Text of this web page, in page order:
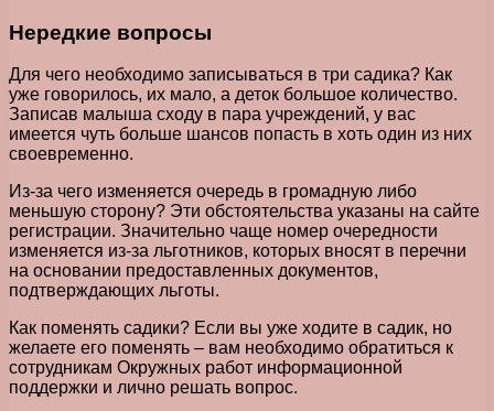
Нередкие вопросы
Для чего необходимо записываться в три садика? Как
уже говорилось, их мало, а деток большое количество.
Записав малыша сходу в пара учреждений, у вас
имеется чуть больше шансов попасть в хоть один из них
своевременно.
Из-за чего изменяется очередь в громадную либо
меньшую сторону? Эти обстоятельства указаны на сайте
регистрации. Значительно чаще номер очередности
изменяется из-за льготников, которых вносят в перечни
на основании предоставленных документов,
подтверждающих льготы.
Как поменять садики? Если вы уже ходите в садик, но
желаете его поменять – вам необходимо обратиться к
сотрудникам Окружных работ информационной
поддержки и лично решать вопрос.